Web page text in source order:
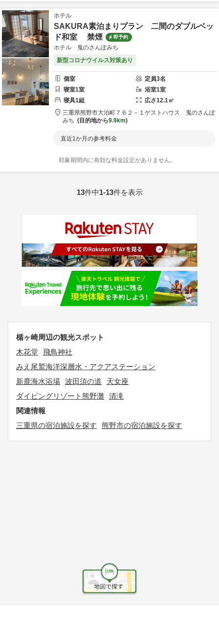
ホテル
SAKURA素泊まりプラン 二間のダブルベッ
ド和室 禁煙
即予約
ホテル 鬼のさんぽみち
新型コロナウイルス対策あり
個室 定員3名
寝室1室 浴室1室
寝具1組 広さ12.1㎡
三重県熊野市大泊町７６２－１ ゲストハウス 鬼のさんぽ
みち
目的地から9.9km
直近1か月の参考料金
対象期間内に有効な料金設定がありません。
13件中1-13件を表示
楯ヶ崎周辺の観光スポット
木花堂 飛鳥神社
みえ尾鷲海洋深層水・アクアステーション
新鹿海水浴場 波田須の道
天女座
ダイビングリゾート熊野灘 清滝
関連情報
三重県の宿泊施設を探す
熊野市の宿泊施設を探す